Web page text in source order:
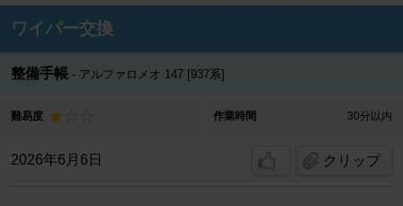
ワイパー交換
整備手帳 アルファロメオ 147 [937系]
難易度 作業時間 30分以内
2026年6月6日 クリップ